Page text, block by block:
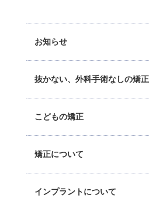
お知らせ
抜かない、外科手術なしの矯正
こどもの矯正
矯正について
インプラントについて